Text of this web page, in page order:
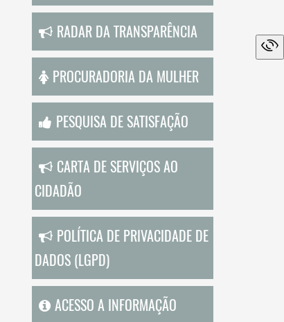
RADAR DA TRANSPARÊNCIA
PROCURADORIA DA MULHER
PESQUISA DE SATISFAÇÃO
CARTA DE SERVIÇOS AO
CIDADÃO
POLÍTICA DE PRIVACIDADE DE
DADOS (LGPD)
ACESSO A INFORMAÇÃO